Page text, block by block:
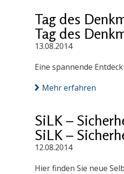
Tag des
Tag des
13.08.2014
Eine spannende
Mehr erfahren
SiLK –
SiLK –
12.08.2014
Hier finden Sie neue